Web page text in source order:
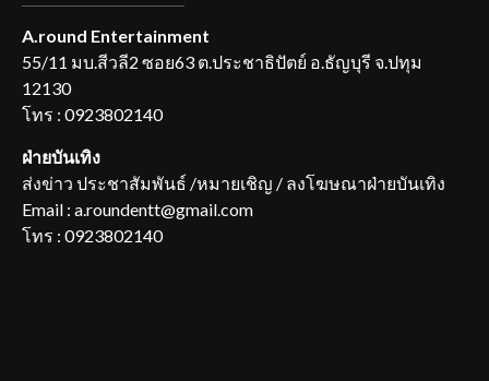
A.round Entertainment
55/11 มบ.สีวลี2 ซอย63 ต.ประชาธิปัตย์ อ.ธัญบุรี จ.ปทุม
12130
โทร : 0923802140
ฝ่ายบันเทิง
ส่งข่าว ประชาสัมพันธ์ /หมายเชิญ / ลงโฆษณาฝ่ายบันเทิง
Email : a.roundentt@gmail.com
โทร : 0923802140